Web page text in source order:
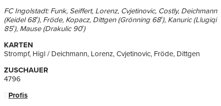
FC Ingolstadt:Funk, Seiffert, Lorenz, Cvjetinovic, Costly, Deichmann
(Keidel 68′), Fröde, Kopacz, Dittgen (Grönning 68′), Kanuric (Llugiqi
85′), Mause (Drakulic 90′)
KARTEN
Strompf, Higl / Deichmann, Lorenz, Cvjetinovic, Fröde, Dittgen
ZUSCHAUER
4796
Profis